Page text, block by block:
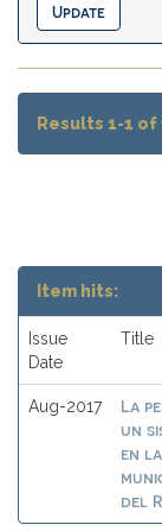
Results 1-1
Item hits:
Issue
Date
Title
Aug-2017
La
un
en
del